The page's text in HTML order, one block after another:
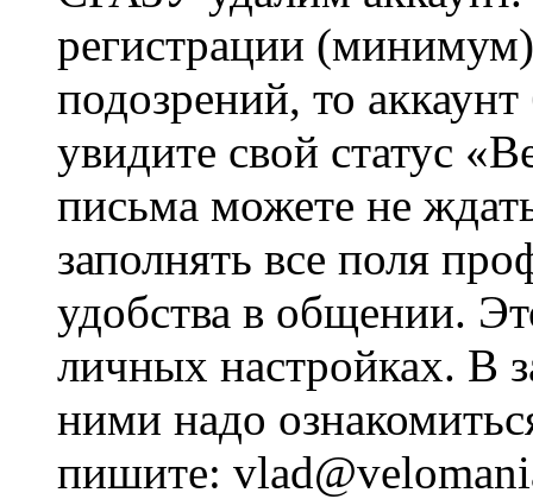
регистрации
подозрений, то
увидите свой статус
письма можете не
заполнять все поля
удобства в общении.
личных настройках. В
ними надо
пишите: